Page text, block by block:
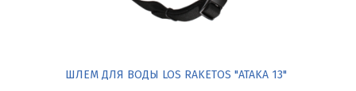
ШЛЕМ ДЛЯ ВОДЫ LOS RAKETOS "ATAKA 13"